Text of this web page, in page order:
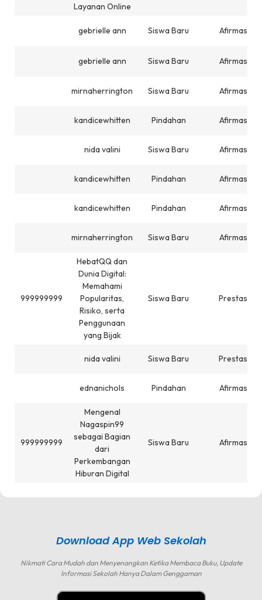
Layanan Online
gebrielle ann Siswa Baru Afirmasi
gebrielle ann Siswa Baru Afirmasi
mirnaherrington Siswa Baru Afirmasi
kandicewhitten Pindahan Afirmasi
nida valini Siswa Baru Afirmasi
kandicewhitten Pindahan Afirmasi
kandicewhitten Pindahan Afirmasi
mirnaherrington Siswa Baru Afirmasi
999999999
HebatQQ dan
Dunia Digital:
Memahami
Popularitas,
Risiko, serta
Penggunaan
yang Bijak
Siswa Baru Prestasi
nida valini Siswa Baru Prestasi
ednanichols Pindahan Afirmasi
999999999
Mengenal
Nagaspin99
sebagai Bagian
dari
Perkembangan
Hiburan Digital
Siswa Baru Afirmasi
Download App Web Sekolah
Nikmati Cara Mudah dan Menyenangkan Ketika Membaca Buku, Update
Informasi Sekolah Hanya Dalam Genggaman